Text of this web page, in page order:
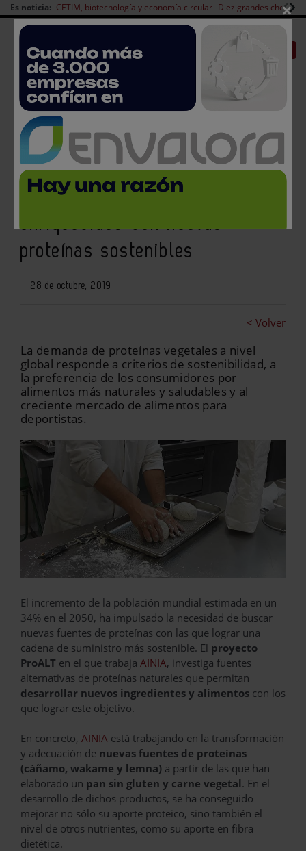
Es noticia: CETIM, biotecnología y economía circular Diez grandes chefs
Redes Sociales
Es noticia
| CANAL EMPLEO Login empresas Registro
AINIA desarrolla pan sin gluten
y análogos cárnicos
enriquecidos con nuevas
proteínas sostenibles
28 de octubre, 2019
< Volver
La demanda de proteínas vegetales a nivel
global responde a criterios de sostenibilidad, a
la preferencia de los consumidores por
alimentos más naturales y saludables y al
creciente mercado de alimentos para
deportistas.
El incremento de la población mundial estimada en un
34% en el 2050, ha impulsado la necesidad de buscar
nuevas fuentes de proteínas con las que lograr una
cadena de suministro más sostenible. El proyecto
ProALT en el que trabaja AINIA, investiga fuentes
alternativas de proteínas naturales que permitan
desarrollar nuevos ingredientes y alimentos con los
que lograr este objetivo.
En concreto, AINIA está trabajando en la transformación
y adecuación de nuevas fuentes de proteínas
(cáñamo, wakame y lemna) a partir de las que han
elaborado un pan sin gluten y carne vegetal. En el
desarrollo de dichos productos, se ha conseguido
mejorar no sólo su aporte proteico, sino también el
nivel de otros nutrientes, como su aporte en fibra
dietética.
×